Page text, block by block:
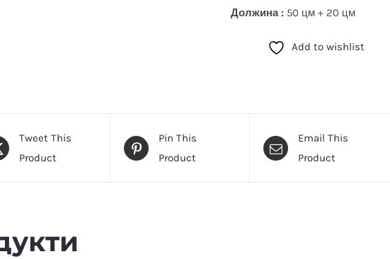
Должина : 50 цм + 20 цм
Add to wishlist
Tweet This
Product
Pin This
Product
Email This
Product